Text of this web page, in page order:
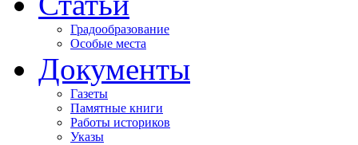
Градообразование
Особые места
Документы
Газеты
Памятные книги
Работы историков
Указы